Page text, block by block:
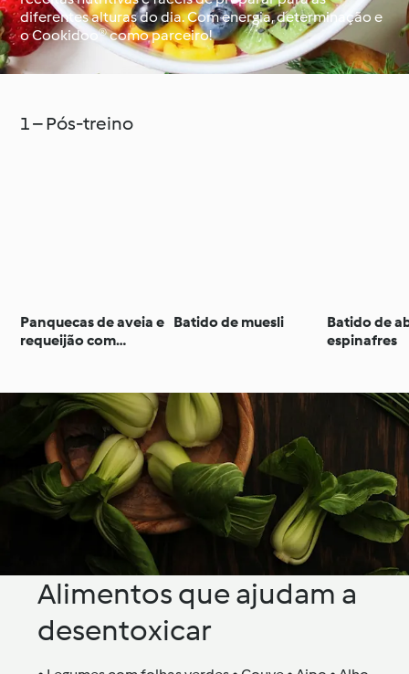
À volta do mundo com
o Cookidoo®
Aprenda com o
Cookidoo®
diferentes alturas do dia. Com energia, determinação e
o Cookidoo® como parceiro!
1 – Pós-treino
Panquecas de aveia e
requeijão com
Batido de muesli
Batido de
espinafres
Alimentos que ajudam a
desentoxicar